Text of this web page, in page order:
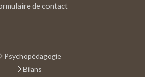
de contact
Psychopédagogie
Bilans